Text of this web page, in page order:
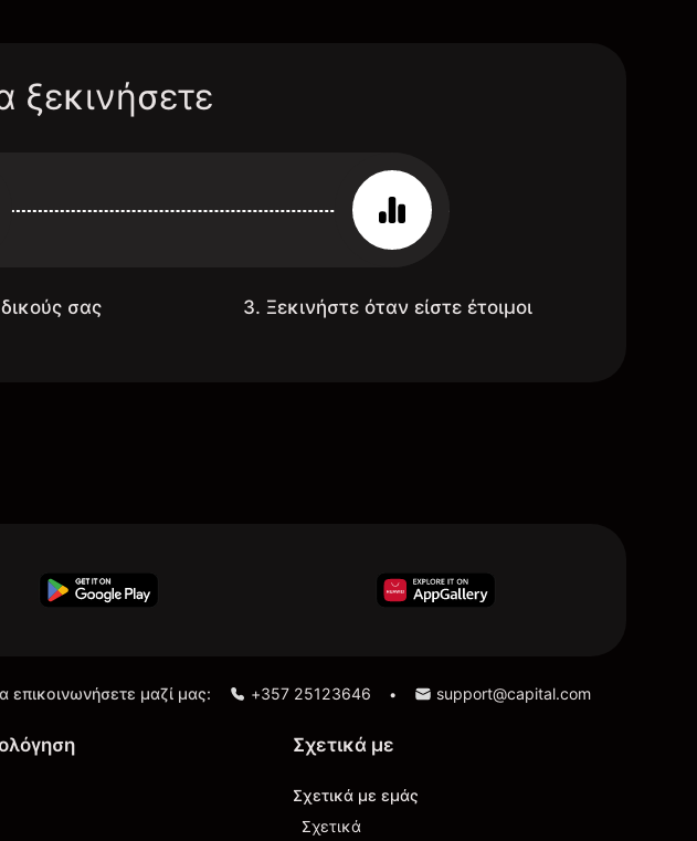
ξεκινήσετε
σας
3. Ξεκινήστε όταν είστε έτοιμοι
επικοινωνήσετε μαζί μας: +357 25123646 • support@capital.com
Σχετικά με
Σχετικά με εμάς
Σχετικά